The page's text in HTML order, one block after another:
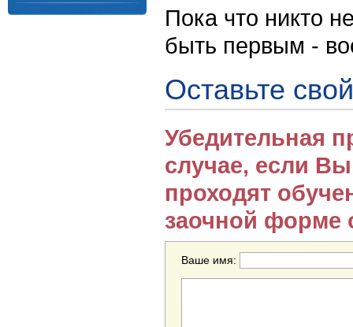
Пока что никто
быть первым -
Оставьте
Убедительная
случае, если
проходят
заочной форме
Ваше имя: